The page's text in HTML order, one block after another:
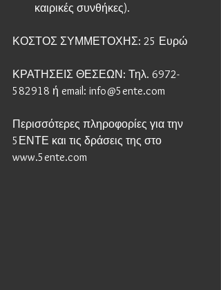
καιρικές συνθήκες).
ΚΟΣΤΟΣ ΣΥΜΜΕΤΟΧΗΣ: 25 Ευρώ
ΚΡΑΤΗΣΕΙΣ ΘΕΣΕΩΝ: Τηλ. 6972-
582918 ή email: info@5ente.com
Περισσότερες πληροφορίες για την
5ΕΝΤΕ και τις δράσεις της στο
www.5ente.com